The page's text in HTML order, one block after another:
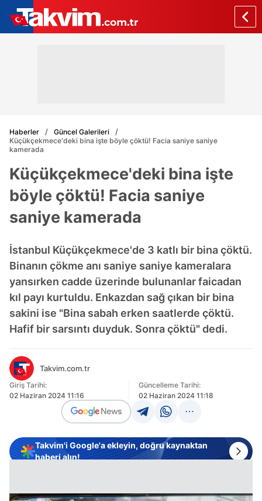
Haberler
Güncel Galerileri
Küçükçekmece'deki bina işte böyle çöktü! Facia saniye saniye
kamerada
Küçükçekmece'deki bina işte
böyle çöktü! Facia saniye
saniye kamerada
İstanbul Küçükçekmece'de 3 katlı bir bina çöktü.
Binanın çökme anı saniye saniye kameralara
yansırken cadde üzerinde bulunanlar faicadan
kıl payı kurtuldu. Enkazdan sağ çıkan bir bina
sakini ise "Bina sabah erken saatlerde çöktü.
Hafif bir sarsıntı duyduk. Sonra çöktü" dedi.
Takvim.com.tr
Giriş Tarihi:
02 Haziran 2024 11:16
Güncelleme Tarihi:
02 Haziran 2024 11:18
Takvim'i Google'a ekleyin, doğru kaynaktan
haberi alın!